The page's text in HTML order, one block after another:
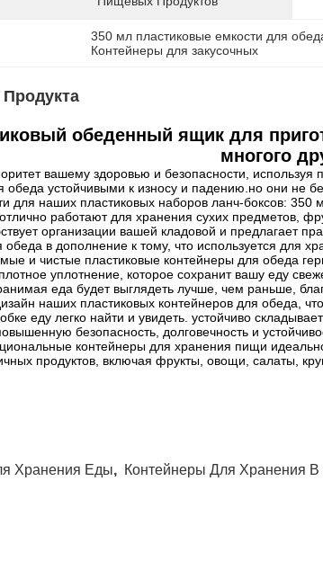
350 мл пластиковые емкости для
Контейнеры для закусочных
обеденный ящик для
многого
вашему здоровью и безопасности,
обеда устойчивыми к износу и падению.но они не
для наших пластиковых наборов ланч-боксов:
работают для хранения сухих предметов,
организации вашей кладовой и предлагает
обеда в дополнение к тому, что используется для
и чистые пластиковые контейнеры для обеда
уплотнение, которое сохранит вашу еду
еда будет выглядеть лучше, чем раньше,
наших пластиковых контейнеров для обеда,
еду легко найти и увидеть. устойчиво
безопасность, долговечность и
контейнеры для хранения пищи
продуктов, включая фрукты, овощи, салаты,
Хранения Еды, Контейнеры Для Хранения В